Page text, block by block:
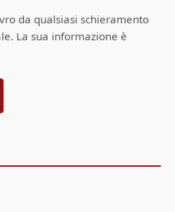
da qualsiasi schieramento
La sua informazione è